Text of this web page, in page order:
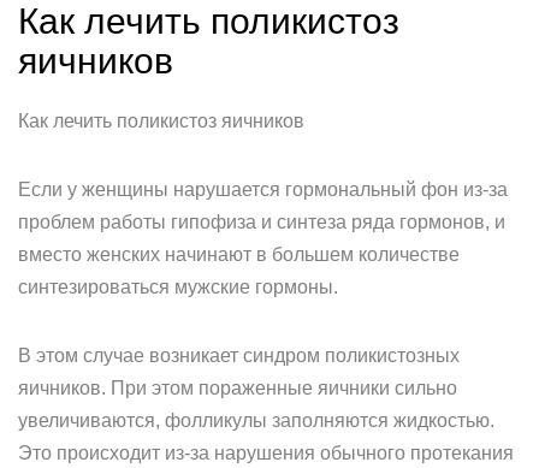
Как лечить поликистоз
яичников
Как лечить поликистоз яичников
Если у женщины нарушается гормональный фон из-за
проблем работы гипофиза и синтеза ряда гормонов, и
вместо женских начинают в большем количестве
синтезироваться мужские гормоны.
В этом случае возникает синдром поликистозных
яичников. При этом пораженные яичники сильно
увеличиваются, фолликулы заполняются жидкостью.
Это происходит из-за нарушения обычного протекания